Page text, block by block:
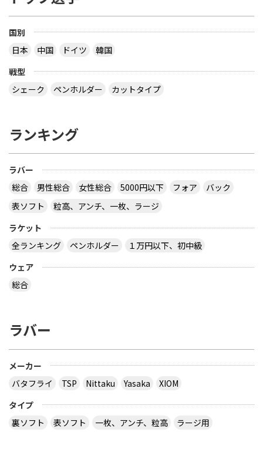
国別
日本
中国 ドイツ
韓国
戦型
シェーク
ペンホルダー カットタイプ
ランキング
ラバー
総合
男性総合 女性総合 5000円以下 フォア
バック
表ソフト
粒高、アンチ、一枚、ラージ
ラケット
全ランキング
ペンホルダー
１万円以下、初中級
ウェア
総合
ラバー
メーカー
バタフライ
TSP Nittaku Yasaka
XIOM
タイプ
裏ソフト
表ソフト 一枚、アンチ、粒高 ラージ用